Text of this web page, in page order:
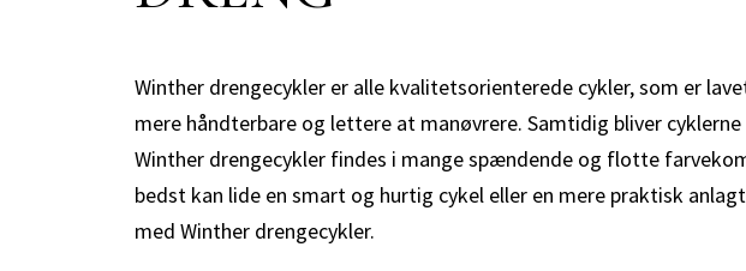
Winther drengecykler er alle kvalitetsorienterede cykler, som er
mere håndterbare og lettere at manøvrere. Samtidig bliver
Winther drengecykler findes i mange spændende og flotte
bedst kan lide en smart og hurtig cykel eller en mere praktisk
med Winther drengecykler.